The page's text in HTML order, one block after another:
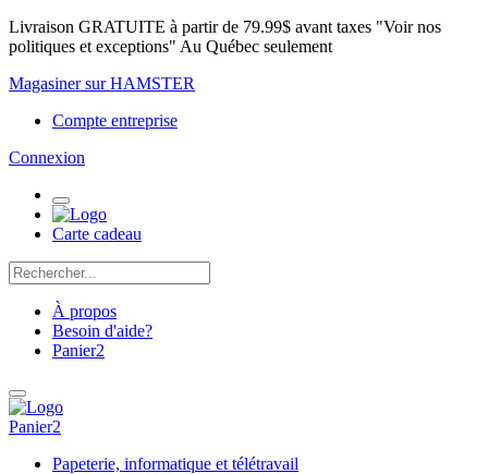
Livraison GRATUITE à partir de 79.99$ avant taxes "Voir nos
politiques et exceptions" Au Québec seulement
Magasiner sur HAMSTER
Compte entreprise
Connexion
Carte cadeau
À propos
Besoin d'aide?
Panier2
Panier2
Papeterie, informatique et télétravail